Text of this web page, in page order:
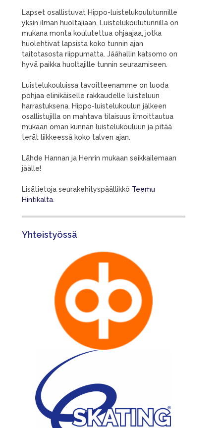
Lapset osallistuvat Hippo-luistelukoulutunnille
yksin ilman huoltajiaan. Luistelukoulutunnilla on
mukana monta koulutettua ohjaajaa, jotka
huolehtivat lapsista koko tunnin ajan
taitotasosta riippumatta. Jäähallin katsomo on
hyvä paikka huoltajille tunnin seuraamiseen.
Luistelukouluissa tavoitteenamme on luoda
pohjaa elinikäiselle rakkaudelle luisteluun
harrastuksena. Hippo-luistelukoulun jälkeen
osallistujilla on mahtava tilaisuus ilmoittautua
mukaan oman kunnan luistelukouluun ja pitää
terät liikkeessä koko talven ajan.
Lähde Hannan ja Henrin mukaan seikkailemaan
jäälle!
Lisätietoja seurakehityspäällikkö Teemu
Hintikalta.
Yhteistyössä